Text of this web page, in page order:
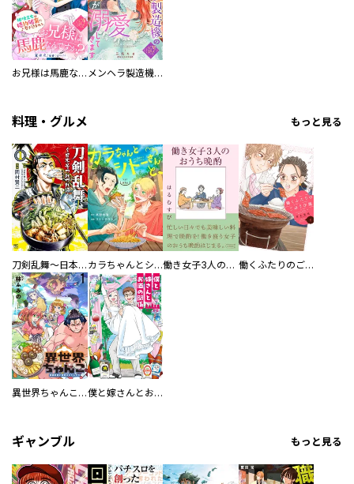
お兄様は馬鹿なんですか？～地味王女は婚約破棄に巻き込まれる～ メンヘラ製造機の公爵令息（過保護）が溺愛してきます
料理・グルメ もっと見る
刀剣乱舞～日本号つれづれ酒～ カラちゃんとシトーさんと、 【分冊版】 働き女子3人のおうち晩酌 働くふたりのごほうび飯
異世界ちゃんこ～横綱目前に召喚されたんだが～ 【連載版】 僕と嫁さんとお酒の関係
ギャンブル もっと見る